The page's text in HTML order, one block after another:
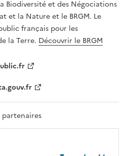
É
,
É
G
A
L
F
A
T
R
Biodiversité et des Négociations
et la Nature et le BRGM. Le
français pour les
la Terre. Découvrir le BRGM
partenaires